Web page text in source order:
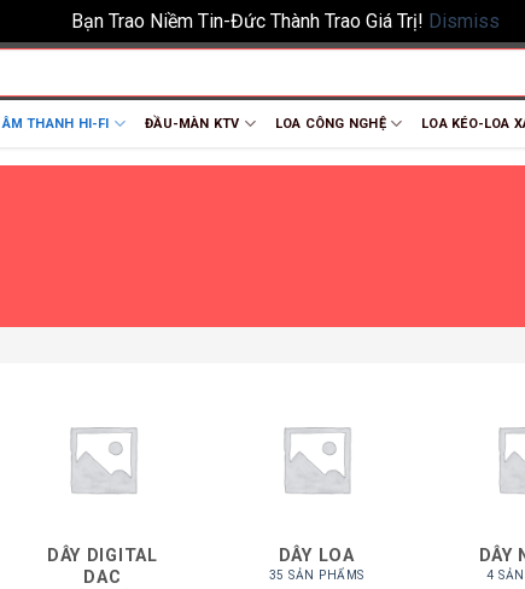
Bạn Trao Niềm Tin-Đức Thành Trao Giá Trị! Dismiss
ÂM THANH HI-FI ĐẦU-MÀN KTV LOA CÔNG NGHỆ LOA KÉO-LOA
DÂY DIGITAL
DAC
DÂY LOA
35 SẢN PHẨMS
DÂY
4